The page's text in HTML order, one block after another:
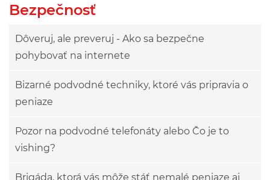
Bezpečnosť
Dôveruj, ale preveruj - Ako sa bezpečne
pohybovať na internete
Bizarné podvodné techniky, ktoré vás pripravia o
peniaze
Pozor na podvodné telefonáty alebo Čo je to
vishing?
Brigáda, ktorá vás môže stáť nemalé peniaze aj